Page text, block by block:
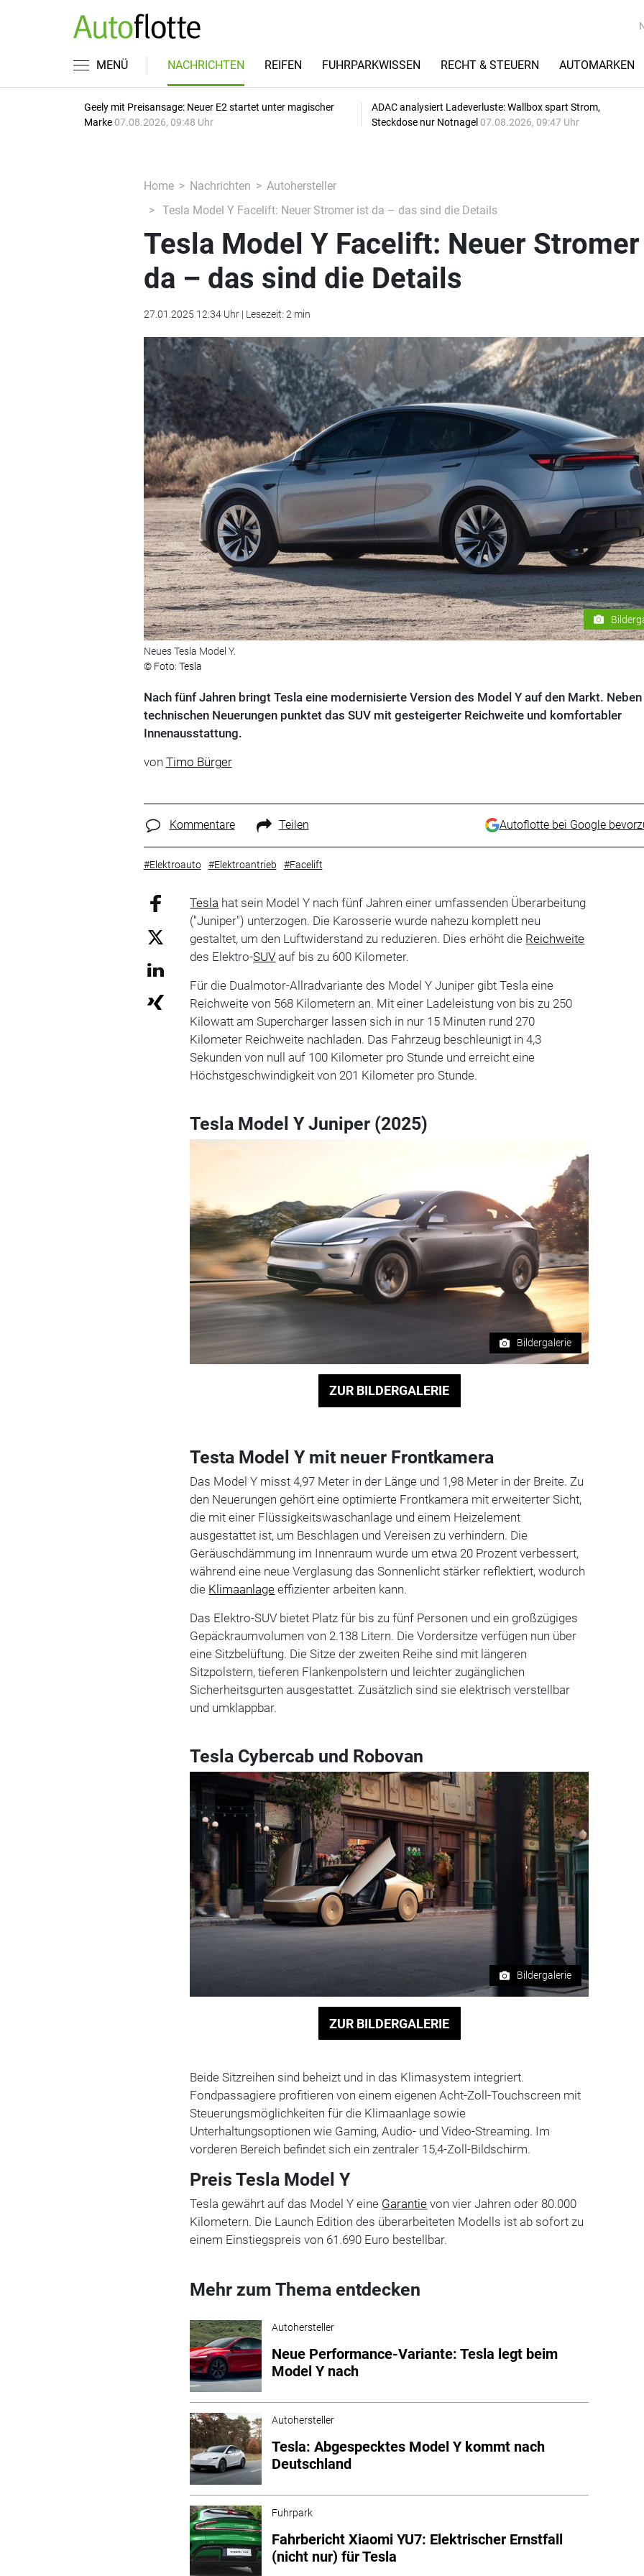
MENÜ NACHRICHTEN REIFEN FUHRPARKWISSEN RECHT & STEUERN AUTOMARKEN
Geely mit Preisansage: Neuer E2 startet unter magischer
Marke 07.08.2026, 09:48 Uhr
ADAC analysiert Ladeverluste: Wallbox spart Strom,
Steckdose nur Notnagel 07.08.2026, 09:47 Uhr
Home Nachrichten
Autohersteller
Tesla Model Y Facelift: Neuer Stromer ist da – das sind die Details
Tesla Model Y Facelift: Neuer
da – das sind die Details
27.01.2025 12:34 Uhr | Lesezeit: 2 min
Neues Tesla Model Y.
© Foto: Tesla
Nach fünf Jahren bringt Tesla eine modernisierte Version des Model Y auf den Markt. Neben
technischen Neuerungen punktet das SUV mit gesteigerter Reichweite und komfortabler
Innenausstattung.
von Timo Bürger
Kommentare Teilen Autoflotte bei Google
#Elektroauto #Elektroantrieb #Facelift
Tesla hat sein Model Y nach fünf Jahren einer umfassenden Überarbeitung
("Juniper") unterzogen. Die Karosserie wurde nahezu komplett neu
gestaltet, um den Luftwiderstand zu reduzieren. Dies erhöht die Reichweite
des Elektro-SUV auf bis zu 600 Kilometer.
Für die Dualmotor-Allradvariante des Model Y Juniper gibt Tesla eine
Reichweite von 568 Kilometern an. Mit einer Ladeleistung von bis zu 250
Kilowatt am Supercharger lassen sich in nur 15 Minuten rund 270
Kilometer Reichweite nachladen. Das Fahrzeug beschleunigt in 4,3
Sekunden von null auf 100 Kilometer pro Stunde und erreicht eine
Höchstgeschwindigkeit von 201 Kilometer pro Stunde.
Tesla Model Y Juniper (2025)
Bildergalerie
ZUR BILDERGALERIE
Testa Model Y mit neuer Frontkamera
Das Model Y misst 4,97 Meter in der Länge und 1,98 Meter in der Breite. Zu
den Neuerungen gehört eine optimierte Frontkamera mit erweiterter Sicht,
die mit einer Flüssigkeitswaschanlage und einem Heizelement
ausgestattet ist, um Beschlagen und Vereisen zu verhindern. Die
Geräuschdämmung im Innenraum wurde um etwa 20 Prozent verbessert,
während eine neue Verglasung das Sonnenlicht stärker reflektiert, wodurch
die Klimaanlage effizienter arbeiten kann.
Das Elektro-SUV bietet Platz für bis zu fünf Personen und ein großzügiges
Gepäckraumvolumen von 2.138 Litern. Die Vordersitze verfügen nun über
eine Sitzbelüftung. Die Sitze der zweiten Reihe sind mit längeren
Sitzpolstern, tieferen Flankenpolstern und leichter zugänglichen
Sicherheitsgurten ausgestattet. Zusätzlich sind sie elektrisch verstellbar
und umklappbar.
Tesla Cybercab und Robovan
Bildergalerie
ZUR BILDERGALERIE
Beide Sitzreihen sind beheizt und in das Klimasystem integriert.
Fondpassagiere profitieren von einem eigenen Acht-Zoll-Touchscreen mit
Steuerungsmöglichkeiten für die Klimaanlage sowie
Unterhaltungsoptionen wie Gaming, Audio- und Video-Streaming. Im
vorderen Bereich befindet sich ein zentraler 15,4-Zoll-Bildschirm.
Preis Tesla Model Y
Tesla gewährt auf das Model Y eine Garantie von vier Jahren oder 80.000
Kilometern. Die Launch Edition des überarbeiteten Modells ist ab sofort zu
einem Einstiegspreis von 61.690 Euro bestellbar.
Mehr zum Thema entdecken
Autohersteller
Neue Performance-Variante: Tesla legt beim
Model Y nach
Autohersteller
Tesla: Abgespecktes Model Y kommt nach
Deutschland
Fuhrpark
Fahrbericht Xiaomi YU7: Elektrischer Ernstfall
(nicht nur) für Tesla